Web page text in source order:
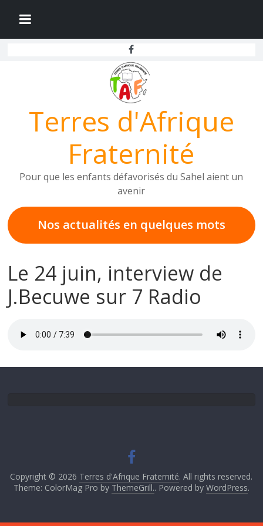
contenu
Terres d'Afrique
Fraternité
Pour que les enfants défavorisés du Sahel aient un
avenir
Nos actualités en quelques mots
Le 24 juin, interview de
J.Becuwe sur 7 Radio
Copyright © 2026 Terres d'Afrique Fraternité. All rights reserved.
Theme: ColorMag Pro by ThemeGrill.. Powered by WordPress.